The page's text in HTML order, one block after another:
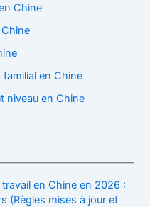
Chine
en Chine
niveau en Chine
en Chine en 2026 :
(Règles mises à jour et